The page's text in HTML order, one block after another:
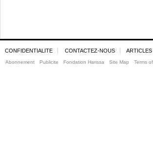
CONFIDENTIALITE CONTACTEZ-NOUS
Abonnement Publicite Fondation Harissa Site Map Terms